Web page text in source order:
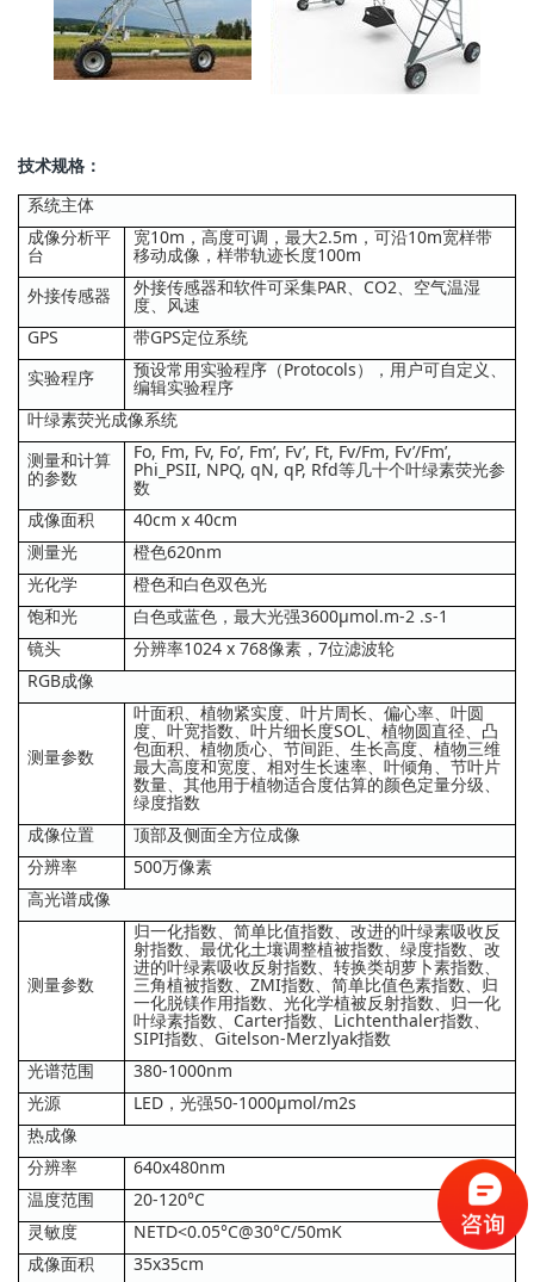
技术规格：
系统主体
成像分析平
台
宽10m，高度可调，最大2.5m，可沿10m宽样带
移动成像，样带轨迹长度100m
外接传感器
外接传感器和软件可采集PAR、CO2、空气温湿
度、风速
GPS
带GPS定位系统
实验程序
预设常用实验程序（Protocols），用户可自定义、
编辑实验程序
叶绿素荧光成像系统
测量和计算
的参数
Fo, Fm, Fv, Fo’, Fm’, Fv’, Ft, Fv/Fm, Fv’/Fm’,
Phi_PSII, NPQ, qN, qP, Rfd等几十个叶绿素荧光参
数
成像面积
40cm x 40cm
测量光
橙色620nm
光化学
橙色和白色双色光
饱和光
白色或蓝色，最大光强3600μmol.m-2 .s-1
镜头
分辨率1024 x 768像素，7位滤波轮
RGB成像
测量参数
叶面积、植物紧实度、叶片周长、偏心率、叶圆
度、叶宽指数、叶片细长度SOL、植物圆直径、凸
包面积、植物质心、节间距、生长高度、植物三维
最大高度和宽度、相对生长速率、叶倾角、节叶片
数量、其他用于植物适合度估算的颜色定量分级、
绿度指数
成像位置
顶部及侧面全方位成像
分辨率
500万像素
高光谱成像
测量参数
归一化指数、简单比值指数、改进的叶绿素吸收反
射指数、最优化土壤调整植被指数、绿度指数、改
进的叶绿素吸收反射指数、转换类胡萝卜素指数、
三角植被指数、ZMI指数、简单比值色素指数、归
一化脱镁作用指数、光化学植被反射指数、归一化
叶绿素指数、Carter指数、Lichtenthaler指数、
SIPI指数、Gitelson-Merzlyak指数
光谱范围
380-1000nm
光源
LED，光强50-1000μmol/m2s
热成像
分辨率
640x480nm
温度范围
20-120°C
灵敏度
NETD<0.05°C@30°C/50mK
成像面积
35x35cm